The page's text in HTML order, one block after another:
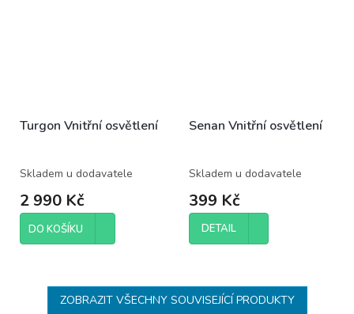
Turgon Vnitřní osvětlení
Skladem u dodavatele
2 990 Kč
DO KOŠÍKU
Senan Vnitřní osvětlení
Skladem u dodavatele
399 Kč
DETAIL
ZOBRAZIT VŠECHNY SOUVISEJÍCÍ PRODUKTY